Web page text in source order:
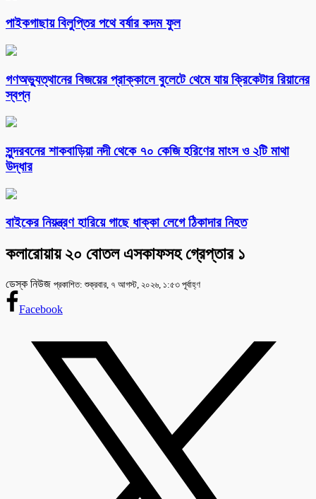
পাইকগাছায় বিলুপ্তির পথে বর্ষার কদম ফুল
গণঅভ্যুত্থানের বিজয়ের প্রাক্কালে বুলেটে থেমে যায় ক্রিকেটার রিয়ানের
স্বপ্ন
সুন্দরবনের শাকবাড়িয়া নদী থেকে ৭০ কেজি হরিণের মাংস ও ২টি মাথা
উদ্ধার
বাইকের নিয়ন্ত্রণ হারিয়ে গাছে ধাক্কা লেগে ঠিকাদার নিহত
কলারোয়ায় ২০ বোতল এসকাফসহ গ্রেপ্তার ১
ডেস্ক নিউজ প্রকাশিত: শুক্রবার, ৭ আগস্ট, ২০২৬, ১:৫৩ পূর্বাহ্ণ
Facebook